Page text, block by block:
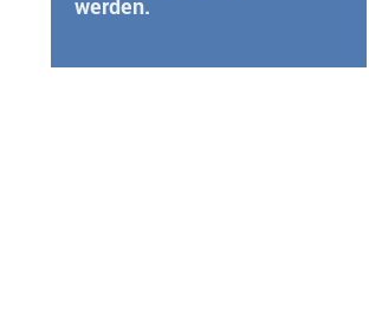
werden.